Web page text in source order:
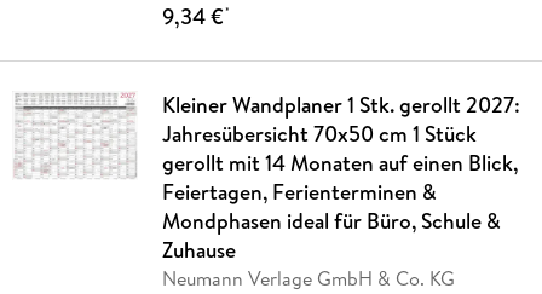
9,34 €*
Kleiner Wandplaner 1 Stk. gerollt 2027:
Jahresübersicht 70x50 cm 1 Stück
gerollt mit 14 Monaten auf einen Blick,
Feiertagen, Ferienterminen &
Mondphasen ideal für Büro, Schule &
Zuhause
Neumann Verlage GmbH & Co. KG